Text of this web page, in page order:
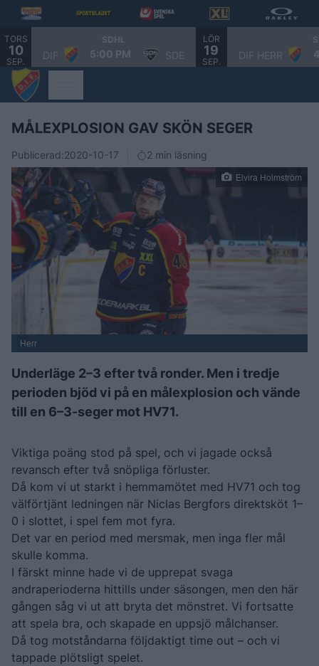
TORS
10
SEP.
SDHL
DIF 5:00 PM SDE
LÖR
19
SEP.
DIF HERR
MÅLEXPLOSION GAV SKÖN SEGER
Publicerad:2020-10-17 2 min läsning
Elvira Holmström
Herr
Underläge 2–3 efter två ronder. Men i tredje
perioden bjöd vi på en målexplosion och vände
till en 6–3-seger mot HV71.
Viktiga poäng stod på spel, och vi jagade också
revansch efter två snöpliga förluster.
Då kom vi ut starkt i hemmamötet med HV71 och tog
välförtjänt ledningen när Niclas Bergfors direktsköt 1–
0 i slottet, i spel fem mot fyra.
Det var en period med mersmak, men inga fler mål
skulle komma.
I färskt minne hade vi de upprepat svaga
andraperioderna hittills under säsongen, men den här
gången såg vi ut att bryta det mönstret. Vi fortsatte
att spela bra, och skapade en uppsjö målchanser.
Då tog motståndarna följdaktigt time out – och vi
tappade plötsligt spelet.